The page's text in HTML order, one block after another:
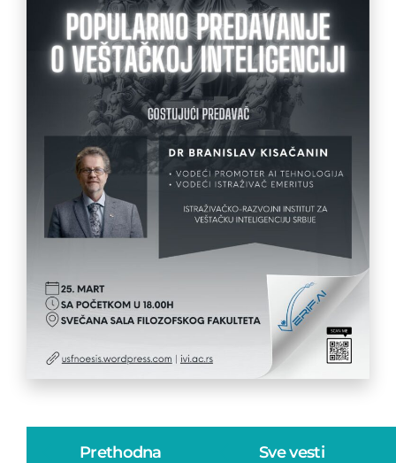
Prethodna Sve vesti